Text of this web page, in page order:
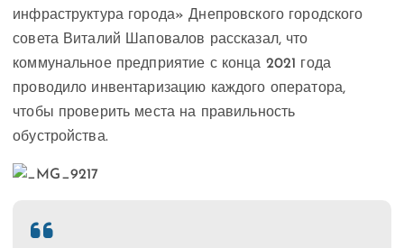
инфраструктура города» Днепровского городского
совета Виталий Шаповалов рассказал, что
коммунальное предприятие с конца 2021 года
проводило инвентаризацию каждого оператора,
чтобы проверить места на правильность
обустройства.